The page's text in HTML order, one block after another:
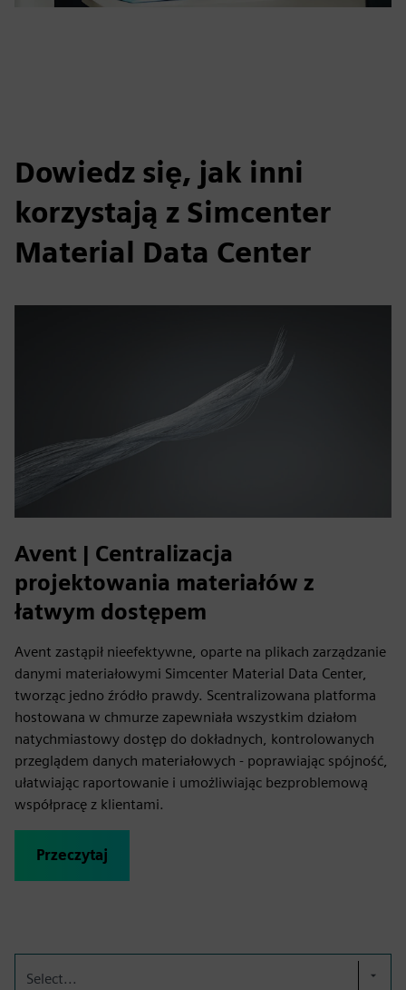
Dowiedz się, jak inni
korzystają z Simcenter
Material Data Center
Avent | Centralizacja
projektowania materiałów z
łatwym dostępem
Avent zastąpił nieefektywne, oparte na plikach zarządzanie
danymi materiałowymi Simcenter Material Data Center,
tworząc jedno źródło prawdy. Scentralizowana platforma
hostowana w chmurze zapewniała wszystkim działom
natychmiastowy dostęp do dokładnych, kontrolowanych
przeglądem danych materiałowych - poprawiając spójność,
ułatwiając raportowanie i umożliwiając bezproblemową
współpracę z klientami.
Przeczytaj
Select...